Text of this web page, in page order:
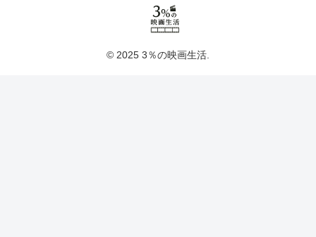
© 2025 3％の映画生活.